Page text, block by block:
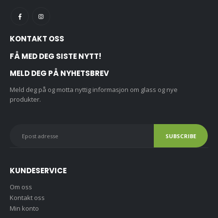
KONTAKT OSS
FÅ MED DEG SISTE NYTT!
MELD DEG PÅ NYHETSBREV
Meld deg på og motta nyttig informasjon om glass og nye
produkter.
KUNDESERVICE
Om oss
Kontakt oss
Min konto